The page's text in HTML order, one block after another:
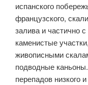
испанского
французского,
залива и частично
каменистые
живописными
подводные
перепадов низкого